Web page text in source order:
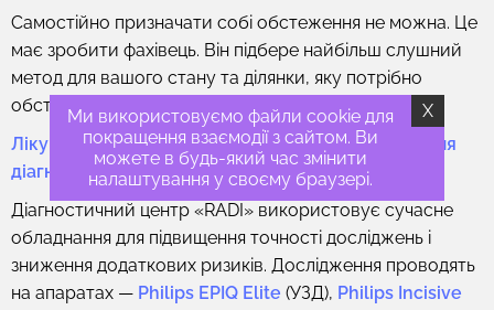
Самостійно призначати собі обстеження не можна. Це
має зробити фахівець. Він підбере найбільш слушний
метод для вашого стану та ділянки, яку потрібно
обстежити, або всього тіла.
Лікування метастазів можна провести тільки після
діагностики.
Діагностичний центр «RADI» використовує сучасне
обладнання для підвищення точності досліджень і
зниження додаткових ризиків. Дослідження проводять
на апаратах — Philips EPIQ Elite (УЗД), Philips Incisive
Ми використовуємо файли cookie для
покращення взаємодії з сайтом. Ви
можете в будь-який час змінити
налаштування у своєму браузері.
X